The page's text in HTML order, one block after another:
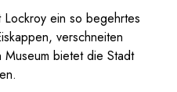
ein so begehrtes
verschneiten
bietet die Stadt